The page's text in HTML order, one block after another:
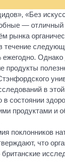
«Без
— отличный
рынка
течение
Однако
продукты
в
состоянии
продуктами и
поклонников
что